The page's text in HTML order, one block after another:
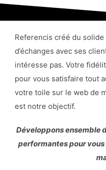
Referencis créé du
d’échanges avec ses
intéresse pas. Votre
pour vous satisfaire tout
votre toile sur le web de
est notre objectif.
Développons ensemble
performantes pour